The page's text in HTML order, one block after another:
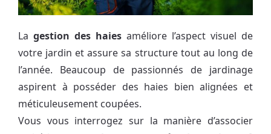
La gestion des haies améliore l’aspect visuel de
votre jardin et assure sa structure tout au long de
l’année. Beaucoup de passionnés de jardinage
aspirent à posséder des haies bien alignées et
méticuleusement coupées.
Vous vous interrogez sur la manière d’associer